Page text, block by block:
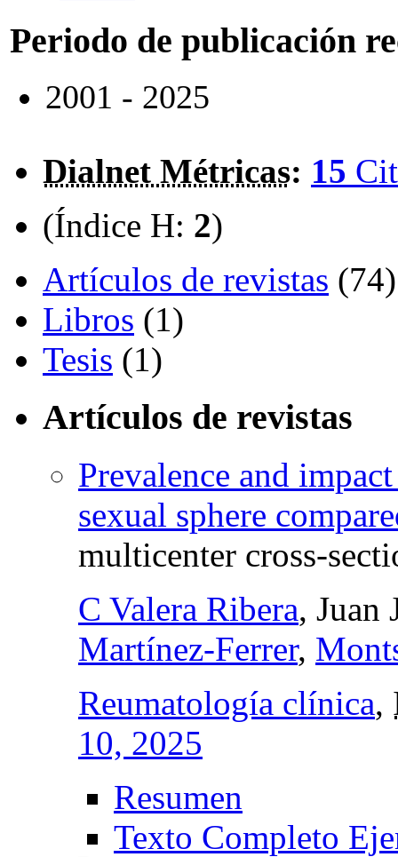
Periodo de publicación
2001 - 2025
Dialnet Métricas: 15
(Índice H: 2)
Artículos de revistas (74)
Libros (1)
Tesis (1)
Artículos de revistas
Prevalence and
sexual sphere
multicenter cross-
C Valera Ribera, Juan
Martínez-Ferrer,
Reumatología clínica,
10, 2025
Resumen
Texto Completo